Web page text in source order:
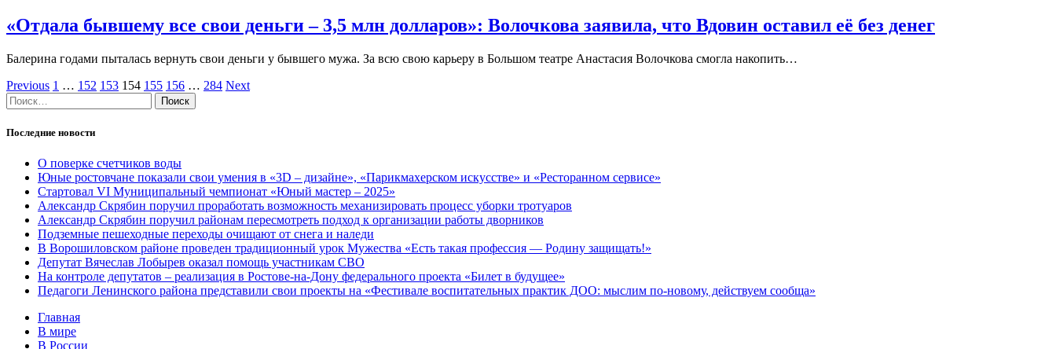
«Отдала бывшему все свои деньги ‒ 3,5 млн долларов»: Волочкова заявила, что Вдовин оставил её без денег
Балерина годами пыталась вернуть свои деньги у бывшего мужа. За всю свою карьеру в Большом театре Анастасия Волочкова смогла накопить…
Previous 1 … 152 153 154 155 156 … 284 Next
Найти:
Последние новости
О поверке счетчиков воды
Юные ростовчане показали свои умения в «3D – дизайне», «Парикмахерском искусстве» и «Ресторанном сервисе»
Стартовал VI Муниципальный чемпионат «Юный мастер – 2025»
Александр Скрябин поручил проработать возможность механизировать процесс уборки тротуаров
Александр Скрябин поручил районам пересмотреть подход к организации работы дворников
Подземные пешеходные переходы очищают от снега и наледи
В Ворошиловском районе проведен традиционный урок Мужества «Есть такая профессия — Родину защищать!»
Депутат Вячеслав Лобырев оказал помощь участникам СВО
На контроле депутатов – реализация в Ростове-на-Дону федерального проекта «Билет в будущее»
Педагоги Ленинского района представили свои проекты на «Фестивале воспитательных практик ДОО: мыслим по-новому, действуем сообща»
Главная
В мире
В России